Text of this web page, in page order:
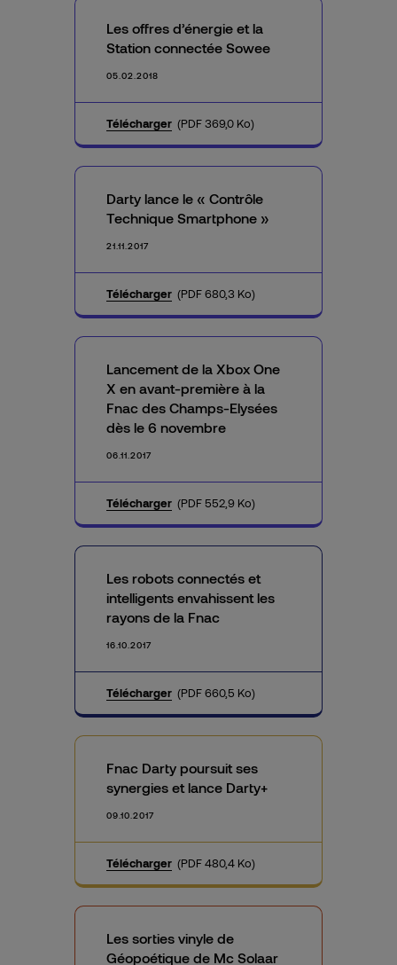
Les offres d’énergie et la
Station connectée Sowee
05.02.2018
Télécharger (PDF 369,0 Ko)
Darty lance le « Contrôle
Technique Smartphone »
21.11.2017
Télécharger (PDF 680,3 Ko)
Lancement de la Xbox One
X en avant-première à la
Fnac des Champs-Elysées
dès le 6 novembre
06.11.2017
Télécharger (PDF 552,9 Ko)
Les robots connectés et
intelligents envahissent les
rayons de la Fnac
16.10.2017
Télécharger (PDF 660,5 Ko)
Fnac Darty poursuit ses
synergies et lance Darty+
09.10.2017
Télécharger (PDF 480,4 Ko)
Les sorties vinyle de
Géopoétique de Mc Solaar